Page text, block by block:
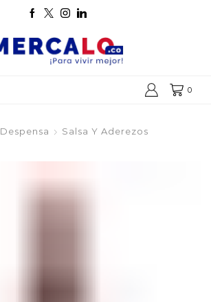
0
Despensa Salsa Y Aderezos